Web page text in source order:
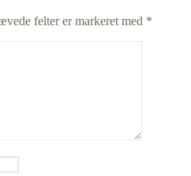
felter er markeret med *